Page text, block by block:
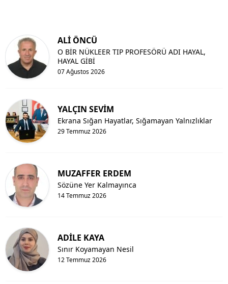
ALİ ÖNCÜ
07 Ağustos 2026
O BİR NÜKLEER TIP PROFESÖRÜ ADI HAYAL,
HAYAL GİBİ
YALÇIN SEVİM
29 Temmuz 2026
Ekrana Sığan Hayatlar, Sığamayan Yalnızlıklar
MUZAFFER ERDEM
14 Temmuz 2026
Sözüne Yer Kalmayınca
ADİLE KAYA
12 Temmuz 2026
Sınır Koyamayan Nesil